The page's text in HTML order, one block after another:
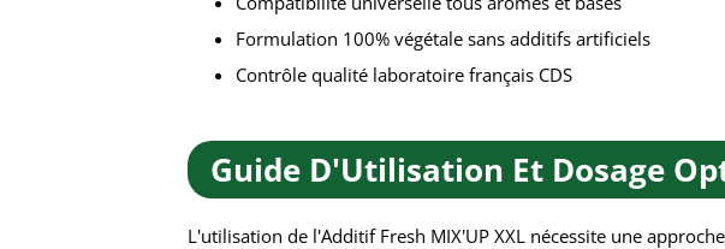
Formulation 100% végétale sans additifs artificiels
Contrôle qualité laboratoire français CDS
Guide D'Utilisation Et Dosage
L'utilisation de l'Additif Fresh MIX'UP XXL nécessite une